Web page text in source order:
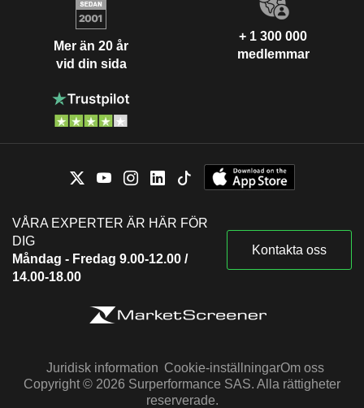
Mer än 20 år
vid din sida
+ 1 300 000
medlemmar
VÅRA EXPERTER ÄR HÄR FÖR
DIG
Måndag - Fredag 9.00-12.00 /
14.00-18.00
Kontakta oss
Juridisk information Cookie-inställningarOm oss
Copyright © 2026 Surperformance SAS. Alla rättigheter
reserverade.